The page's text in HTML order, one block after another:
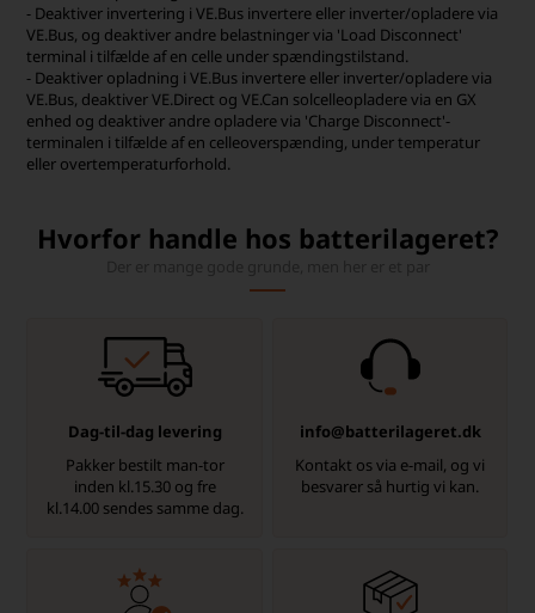
- Deaktiver invertering i VE.Bus invertere eller inverter/opladere via
VE.Bus, og deaktiver andre belastninger via 'Load Disconnect'
terminal i tilfælde af en celle under spændingstilstand.
- Deaktiver opladning i VE.Bus invertere eller inverter/opladere via
VE.Bus, deaktiver VE.Direct og VE.Can solcelleopladere via en GX
enhed og deaktiver andre opladere via 'Charge Disconnect'-
terminalen i tilfælde af en celleoverspænding, under temperatur
eller overtemperaturforhold.
Hvorfor handle hos batterilageret?
Dag-til-dag levering
Pakker bestilt man-tor
inden kl.15.30 og fre
kl.14.00 sendes samme dag.
info@batterilageret.dk
Kontakt os via e-mail, og vi
besvarer så hurtig vi kan.